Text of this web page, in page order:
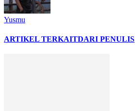
Yusmu
ARTIKEL TERKAITDARI PENULIS